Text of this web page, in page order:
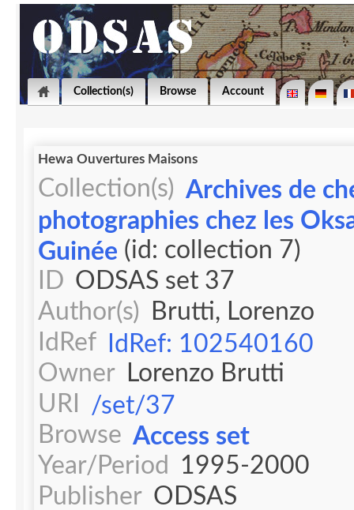
Collection(s) Browse Account
Hewa Ouvertures Maisons
Collection(s) Archives de
photographies chez les
Guinée (id: collection 7)
ID ODSAS set 37
Author(s)
Brutti, Lorenzo
IdRef
IdRef: 102540160
Owner
Lorenzo Brutti
URI
/set/37
Browse Access set
Year/Period
1995-2000
Publisher ODSAS